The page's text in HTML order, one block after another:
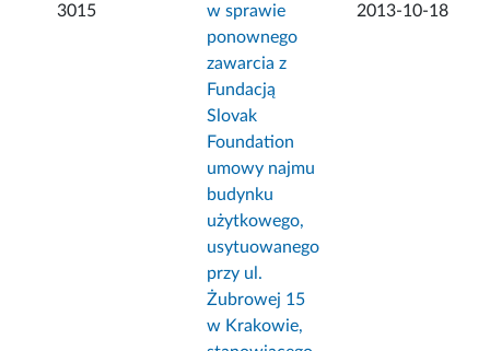
3015
w sprawie
ponownego
zawarcia z
Fundacją
Slovak
Foundation
umowy najmu
budynku
użytkowego,
usytuowanego
przy ul.
Żubrowej 15
w Krakowie,
2013-10-18